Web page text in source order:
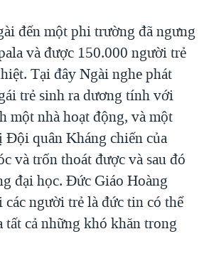
đến một phi trường đã ngưng
và được 150.000 người trẻ
Tại đây Ngài nghe phát
trẻ sinh ra dương tính với
một nhà hoạt động, và một
Đội quân Kháng chiến của
và trốn thoát được và sau đó
đại học. Đức Giáo Hoàng
người trẻ là đức tin có thể
cả những khó khăn trong